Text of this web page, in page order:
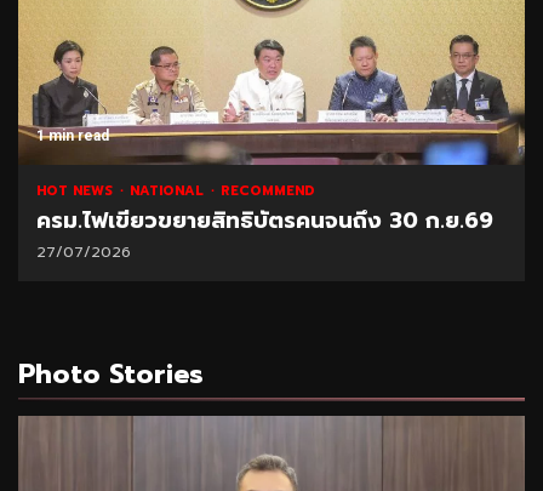
1 min read
HOT NEWS NATIONAL RECOMMEND
ครม.ไฟเขียวขยายสิทธิบัตรคนจนถึง 30 ก.ย.69
27/07/2026
Photo Stories